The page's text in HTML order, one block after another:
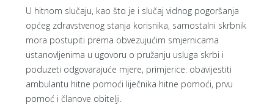
U hitnom slučaju, kao što je i slučaj vidnog pogoršanja
općeg zdravstvenog stanja korisnika, samostalni skrbnik
mora postupiti prema obvezujućim smjernicama
ustanovljenima u ugovoru o pružanju usluga skrbi i
poduzeti odgovarajuće mjere, primjerice: obavijestiti
ambulantu hitne pomoći liječnika hitne pomoći, prvu
pomoć i članove obitelji.